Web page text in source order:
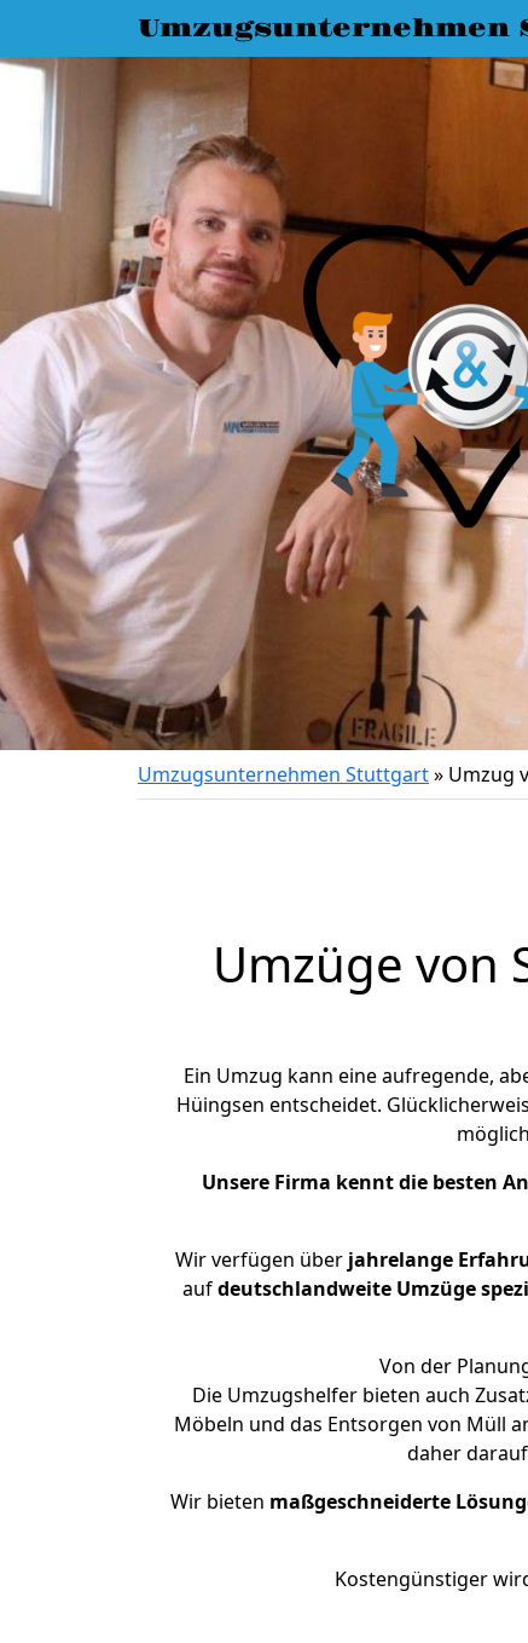
Umzugsunternehmen
Umzugsunternehmen Stuttgart» Umzug
Umzüge von
Ein Umzug kann eine aufregende,
Hüingsen entscheidet.
Unsere Firma kennt die besten
Wir verfügen über jahrelange
aufdeutschlandweite Umzüge
Von der
Die Umzugshelfer bieten auch
Möbeln und das Entsorgen von Müll
daher
Wir bieten maßgeschneiderte
Kostengünstiger